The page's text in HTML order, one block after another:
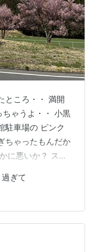
ところ・・ 満開
ちゃうよ・・ 小黒
駐車場の ピンク
ちゃったもんだか
に悪いか？ スピ
ぎて